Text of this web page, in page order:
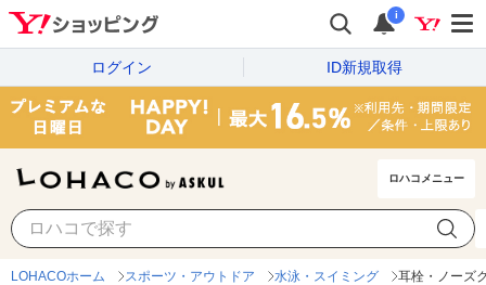
i
ログイン ID新規取得
ロハコメニュー
耳栓・ノーズクリップ 価格
LOHACOホーム スポーツ・アウトドア 水泳・スイミング 耳栓・ノーズ